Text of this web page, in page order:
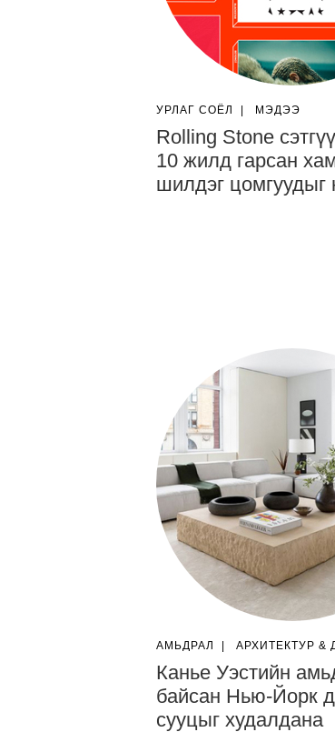
УРЛАГ СОЁЛ МЭДЭЭ
Rolling Stone
10 жилд гарсан
шилдэг цомгуудыг
АМЬДРАЛ AРХИТЕКТУР &
Канье Уэстийн
байсан Нью-Йорк
сууцыг худалдана